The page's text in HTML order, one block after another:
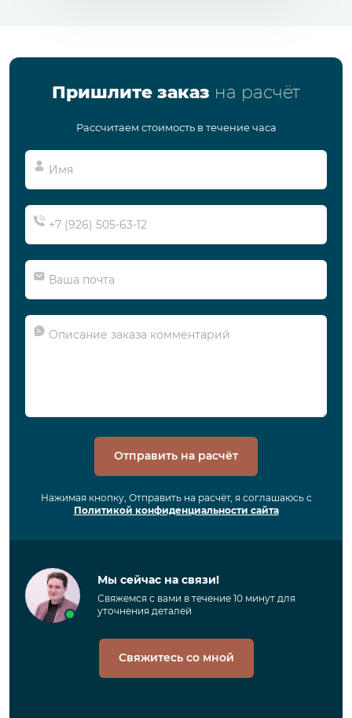
Пришлите заказ на расчёт
Рассчитаем стоимость в течение часа
Отправить на расчёт
Нажимая кнопку, Отправить на расчёт, я соглашаюсь с
Политикой конфиденциальности сайта
Мы сейчас на связи!
Свяжемся с вами в течение 10 минут для
уточнения деталей
Свяжитесь со мной